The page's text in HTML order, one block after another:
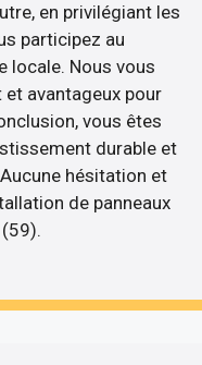
en privilégiant les
participez au
locale. Nous vous
avantageux pour
vous êtes
durable et
hésitation et
de panneaux